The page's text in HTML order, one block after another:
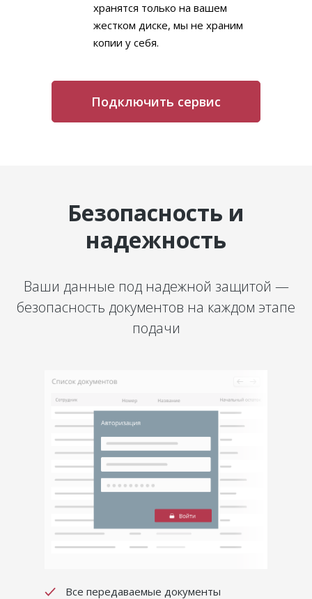
Подключить сервис
хранятся только на вашем
жестком диске, мы не храним
копии у себя.
Безопасность и
надежность
Ваши данные под надежной защитой —
безопасность документов на каждом этапе
подачи
Все передаваемые документы